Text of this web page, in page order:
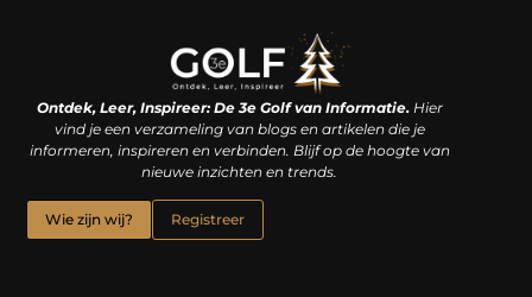
Ontdek, Leer, Inspireer: De 3e Golf van Informatie.Hier
vind je een verzameling van blogs en artikelen die je
informeren, inspireren en verbinden. Blijf op de hoogte van
nieuwe inzichten en trends.
Wie zijn wij? Registreer